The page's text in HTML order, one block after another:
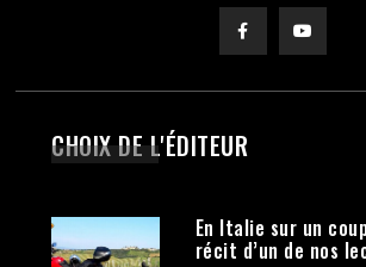
CHOIX DE L'ÉDITEUR
En Italie sur un
récit d’un de nos